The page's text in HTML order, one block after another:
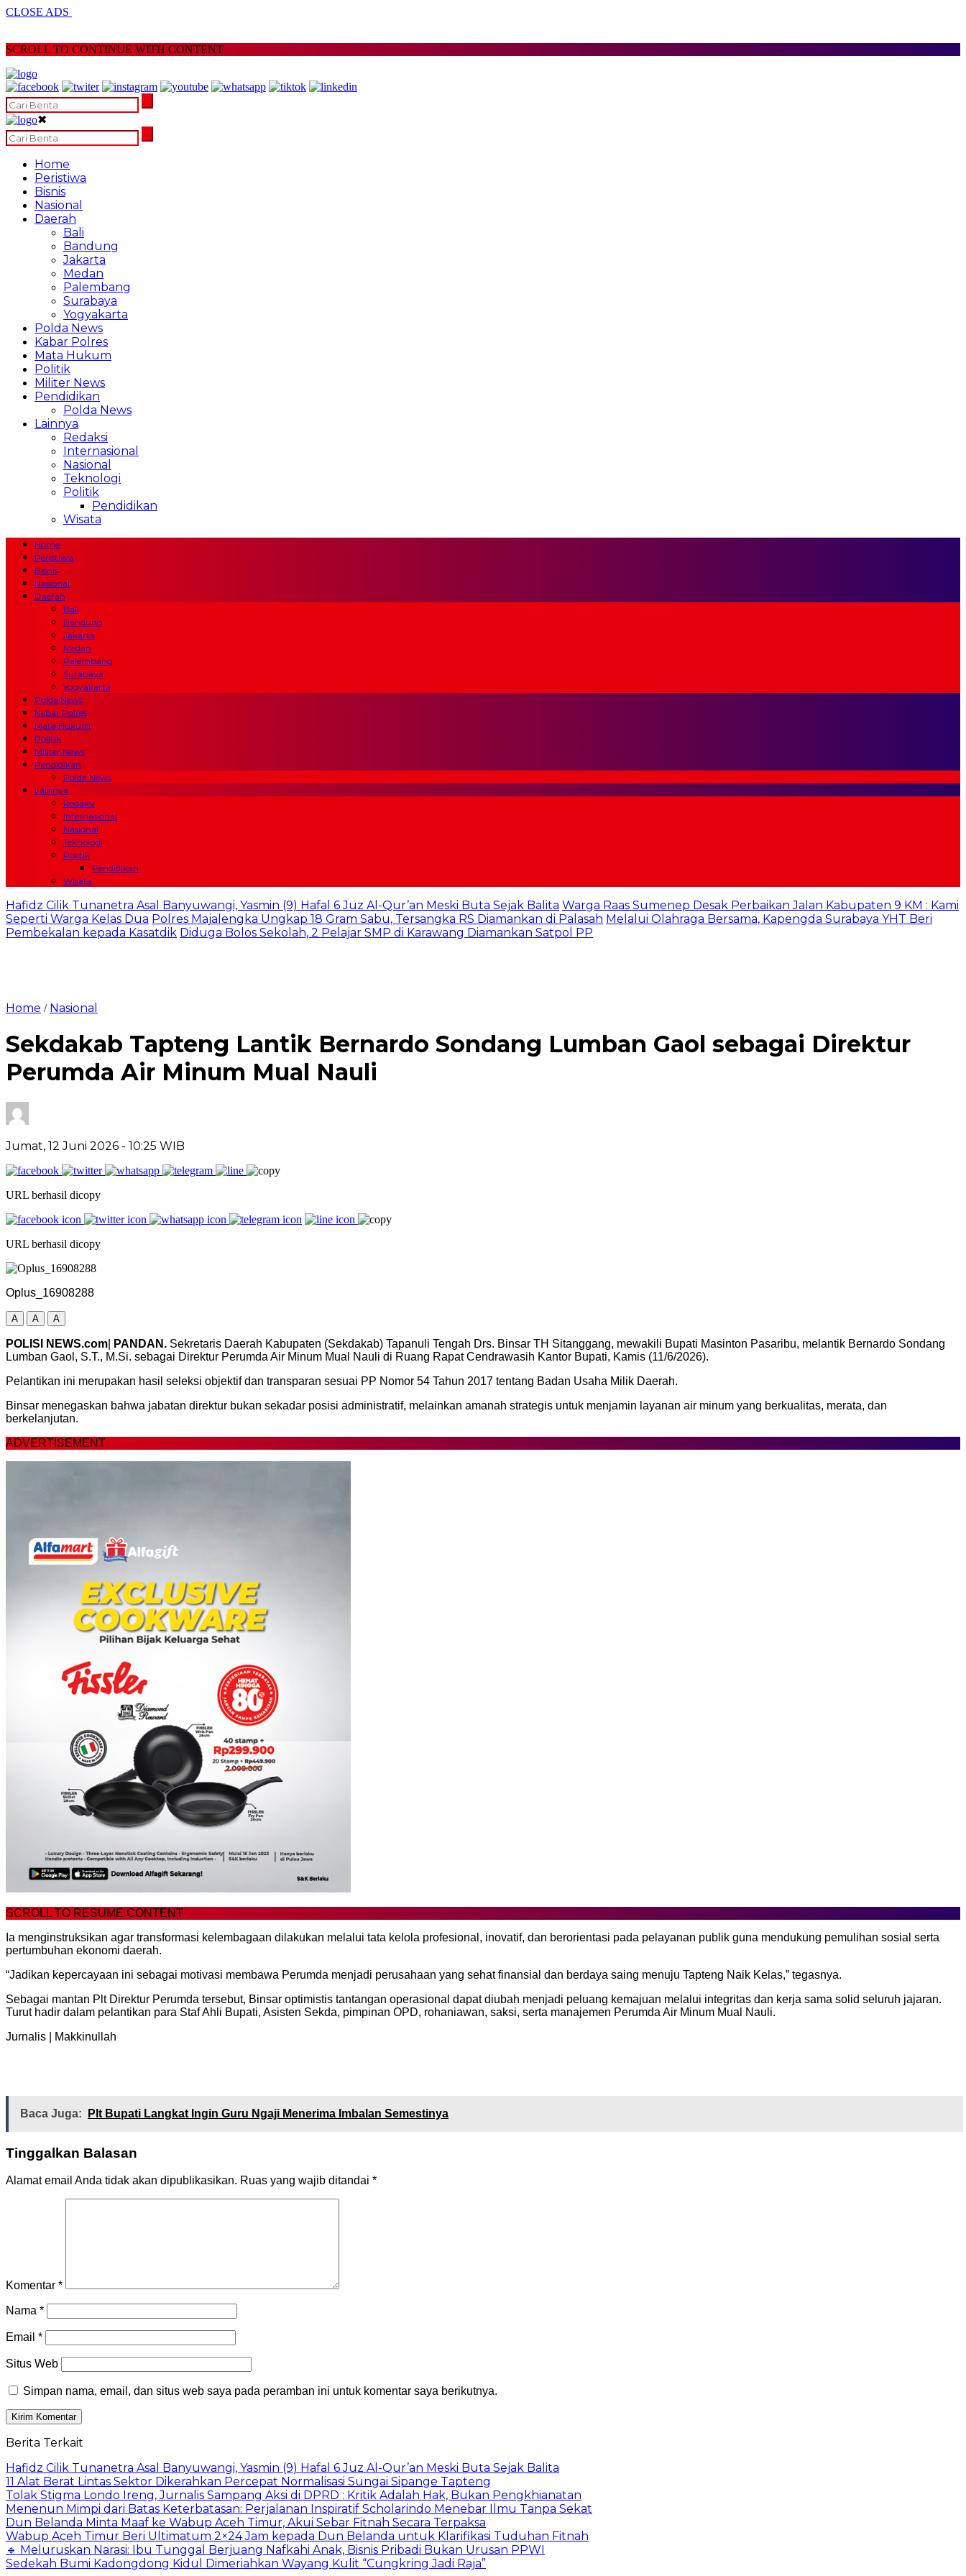
CLOSE ADS
SCROLL TO CONTINUE WITH CONTENT
✖
Home
Peristiwa
Bisnis
Nasional
Daerah
Bali
Bandung
Jakarta
Medan
Palembang
Surabaya
Yogyakarta
Polda News
Kabar Polres
Mata Hukum
Politik
Militer News
Pendidikan
Polda News
Lainnya
Redaksi
Internasional
Nasional
Teknologi
Politik
Pendidikan
Wisata
Home
Peristiwa
Bisnis
Nasional
Daerah
Bali
Bandung
Jakarta
Medan
Palembang
Surabaya
Yogyakarta
Polda News
Kabar Polres
Mata Hukum
Politik
Militer News
Pendidikan
Polda News
Lainnya
Redaksi
Internasional
Nasional
Teknologi
Politik
Pendidikan
Wisata
Hafidz Cilik Tunanetra Asal Banyuwangi, Yasmin (9) Hafal 6 Juz Al-Qur’an Meski Buta Sejak Balita Warga Raas Sumenep Desak Perbaikan Jalan Kabupaten 9 KM : Kami
Seperti Warga Kelas Dua Polres Majalengka Ungkap 18 Gram Sabu, Tersangka RS Diamankan di Palasah Melalui Olahraga Bersama, Kapengda Surabaya YHT Beri
Pembekalan kepada Kasatdik Diduga Bolos Sekolah, 2 Pelajar SMP di Karawang Diamankan Satpol PP
Home / Nasional
Sekdakab Tapteng Lantik Bernardo Sondang Lumban Gaol sebagai Direktur
Perumda Air Minum Mual Nauli
Jumat, 12 Juni 2026 - 10:25 WIB
URL berhasil dicopy
URL berhasil dicopy
Oplus_16908288
A A A
POLISI NEWS.com PANDAN. Sekretaris Daerah Kabupaten (Sekdakab) Tapanuli Tengah Drs. Binsar TH Sitanggang, mewakili Bupati Masinton Pasaribu, melantik Bernardo Sondang
Lumban Gaol, S.T., M.Si. sebagai Direktur Perumda Air Minum Mual Nauli di Ruang Rapat Cendrawasih Kantor Bupati, Kamis (11/6/2026).
Pelantikan ini merupakan hasil seleksi objektif dan transparan sesuai PP Nomor 54 Tahun 2017 tentang Badan Usaha Milik Daerah.
Binsar menegaskan bahwa jabatan direktur bukan sekadar posisi administratif, melainkan amanah strategis untuk menjamin layanan air minum yang berkualitas, merata, dan
berkelanjutan.
ADVERTISEMENT
SCROLL TO RESUME CONTENT
Ia menginstruksikan agar transformasi kelembagaan dilakukan melalui tata kelola profesional, inovatif, dan berorientasi pada pelayanan publik guna mendukung pemulihan sosial serta
pertumbuhan ekonomi daerah.
“Jadikan kepercayaan ini sebagai motivasi membawa Perumda menjadi perusahaan yang sehat finansial dan berdaya saing menuju Tapteng Naik Kelas,” tegasnya.
Sebagai mantan Plt Direktur Perumda tersebut, Binsar optimistis tantangan operasional dapat diubah menjadi peluang kemajuan melalui integritas dan kerja sama solid seluruh jajaran.
Turut hadir dalam pelantikan para Staf Ahli Bupati, Asisten Sekda, pimpinan OPD, rohaniawan, saksi, serta manajemen Perumda Air Minum Mual Nauli.
Jurnalis | Makkinullah
Baca Juga: Plt Bupati Langkat Ingin Guru Ngaji Menerima Imbalan Semestinya
Tinggalkan Balasan
Alamat email Anda tidak akan dipublikasikan. Ruas yang wajib ditandai *
Komentar *
Nama *
Email *
Situs Web
Simpan nama, email, dan situs web saya pada peramban ini untuk komentar saya berikutnya.
Berita Terkait
Hafidz Cilik Tunanetra Asal Banyuwangi, Yasmin (9) Hafal 6 Juz Al-Qur’an Meski Buta Sejak Balita
11 Alat Berat Lintas Sektor Dikerahkan Percepat Normalisasi Sungai Sipange Tapteng
Tolak Stigma Londo Ireng, Jurnalis Sampang Aksi di DPRD : Kritik Adalah Hak, Bukan Pengkhianatan
Menenun Mimpi dari Batas Keterbatasan: Perjalanan Inspiratif Scholarindo Menebar Ilmu Tanpa Sekat
Dun Belanda Minta Maaf ke Wabup Aceh Timur, Akui Sebar Fitnah Secara Terpaksa
Wabup Aceh Timur Beri Ultimatum 2×24 Jam kepada Dun Belanda untuk Klarifikasi Tuduhan Fitnah
🔹 Meluruskan Narasi: Ibu Tunggal Berjuang Nafkahi Anak, Bisnis Pribadi Bukan Urusan PPWI
Sedekah Bumi Kadongdong Kidul Dimeriahkan Wayang Kulit “Cungkring Jadi Raja”